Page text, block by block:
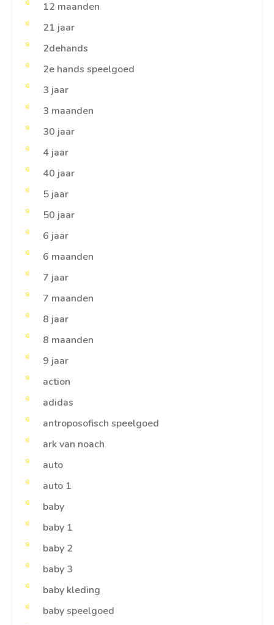
12 maanden
21 jaar
2dehands
2e hands speelgoed
3 jaar
3 maanden
30 jaar
4 jaar
40 jaar
5 jaar
50 jaar
6 jaar
6 maanden
7 jaar
7 maanden
8 jaar
8 maanden
9 jaar
action
adidas
antroposofisch speelgoed
ark van noach
auto
auto 1
baby
baby 1
baby 2
baby 3
baby kleding
baby speelgoed